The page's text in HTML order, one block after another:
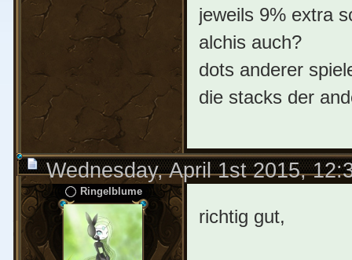
jeweils 9% extra
alchis auch?
dots anderer
die stacks der
Wednesday, April 1st 2015,
Ringelblume
richtig gut,